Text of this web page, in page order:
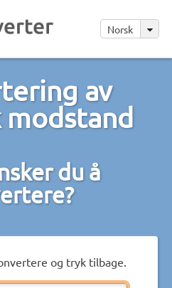
Norsk
av
modstand
du å
og tryk tilbage.